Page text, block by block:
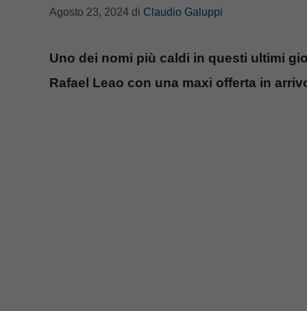
Agosto 23, 2024 di Claudio Galuppi
Uno dei nomi più caldi in questi ultimi
Rafael Leao con una maxi offerta in